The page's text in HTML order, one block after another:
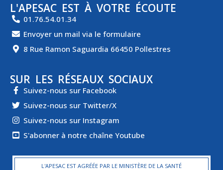
L'APESAC EST À VOTRE ÉCOUTE
01.76.54.01.34
Envoyer un mail via le formulaire
8 Rue Ramon Saguardia 66450 Pollestres
SUR LES RÉSEAUX SOCIAUX
Suivez-nous sur Facebook
Suivez-nous sur Twitter/X
Suivez-nous sur Instagram
S'abonner à notre chaîne Youtube
L'APESAC EST AGRÉÉE PAR LE MINISTÈRE DE LA SANTÉ